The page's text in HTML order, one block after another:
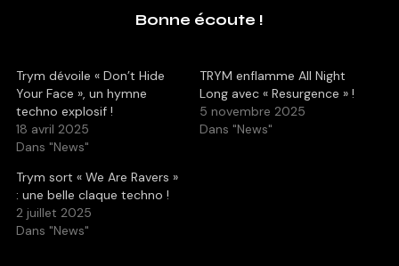
Bonne écoute !
Trym dévoile « Don’t Hide
Your Face », un hymne
techno explosif !
18 avril 2025
Dans "News"
TRYM enflamme All Night
Long avec « Resurgence » !
5 novembre 2025
Dans "News"
Trym sort « We Are Ravers »
: une belle claque techno !
2 juillet 2025
Dans "News"